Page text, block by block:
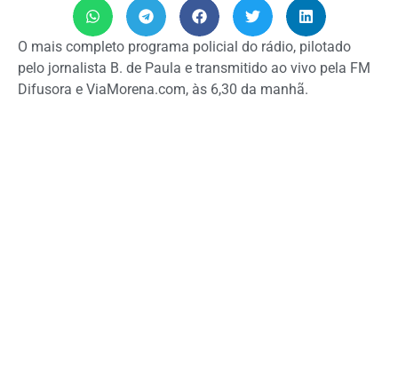
O mais completo programa policial do rádio, pilotado
pelo jornalista B. de Paula e transmitido ao vivo pela FM
Difusora e ViaMorena.com, às 6,30 da manhã.